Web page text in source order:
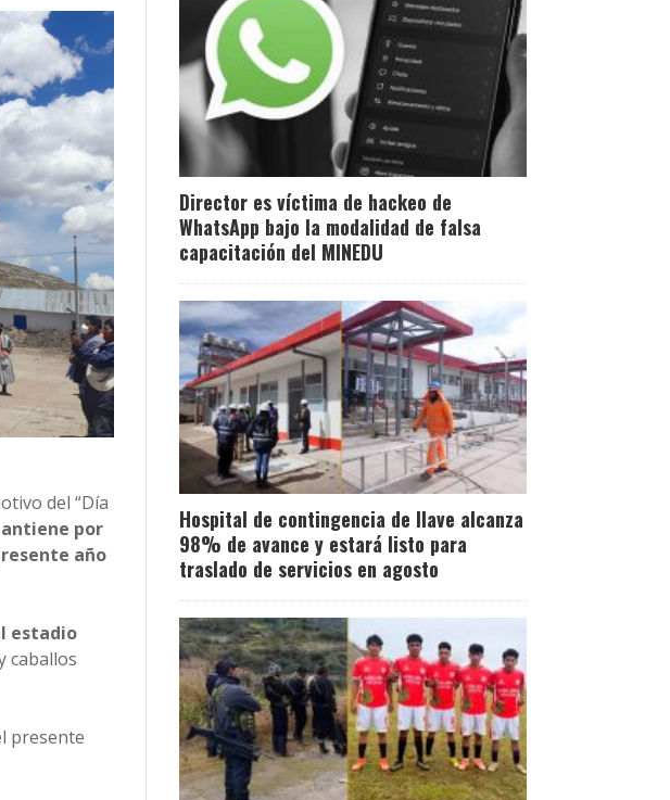
del “Día
por
año
estadio
caballos
presente
Director es víctima de hackeo de
WhatsApp bajo la modalidad de falsa
capacitación del MINEDU
Hospital de contingencia de Ilave alcanza
98% de avance y estará listo para
traslado de servicios en agosto